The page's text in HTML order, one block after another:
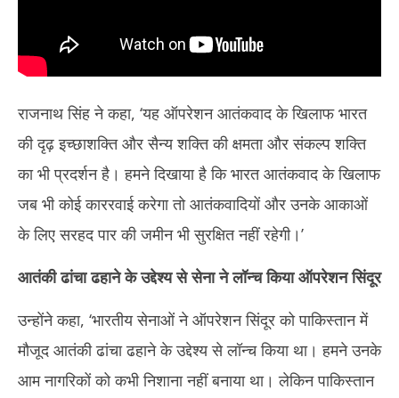
राजनाथ सिंह ने कहा, ‘यह ऑपरेशन आतंकवाद के खिलाफ भारत
की दृढ़ इच्छाशक्ति और सैन्य शक्ति की क्षमता और संकल्प शक्ति
का भी प्रदर्शन है। हमने दिखाया है कि भारत आतंकवाद के खिलाफ
जब भी कोई काररवाई करेगा तो आतंकवादियों और उनके आकाओं
के लिए सरहद पार की जमीन भी सुरक्षित नहीं रहेगी।’
आतंकी ढांचा ढहाने के उद्देश्य से सेना ने लॉन्च किया ऑपरेशन सिंदूर
उन्होंने कहा, ‘भारतीय सेनाओं ने ऑपरेशन सिंदूर को पाकिस्तान में
मौजूद आतंकी ढांचा ढहाने के उद्देश्य से लॉन्च किया था। हमने उनके
आम नागरिकों को कभी निशाना नहीं बनाया था। लेकिन पाकिस्तान